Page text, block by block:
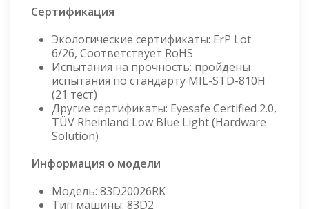
Сертификация
Экологические сертификаты: ErP Lot
6/26, Соответствует RoHS
Испытания на прочность: пройдены
испытания по стандарту MIL-STD-810H
(21 тест)
Другие сертификаты: Eyesafe Certified 2.0,
TÜV Rheinland Low Blue Light (Hardware
Solution)
Информация о модели
Модель: 83D20026RK
Тип машины: 83D2